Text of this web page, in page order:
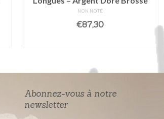
NON NOTÉ
€87,30
Abonnez-vous à notre
newsletter